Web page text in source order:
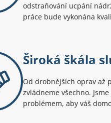
odstraňování ucpání
práce bude vykonána
Široká škála
Od drobnějších oprav až
zvládneme všechno.
problémem, aby váš